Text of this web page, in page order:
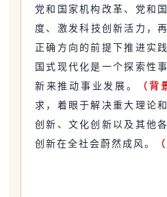
党和国家机构改革、党和
度、激发科技创新活力，
正确方向的前提下推进实
国式现代化是一个探索性
新来推动事业发展。
（背
求，着眼于解决重大理论
创新、文化创新以及其他
创新在全社会蔚然成风。